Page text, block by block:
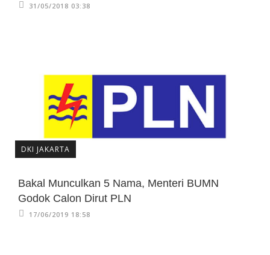
31/05/2018 03:38
DKI JAKARTA
Bakal Munculkan 5 Nama, Menteri BUMN
Godok Calon Dirut PLN
17/06/2019 18:58